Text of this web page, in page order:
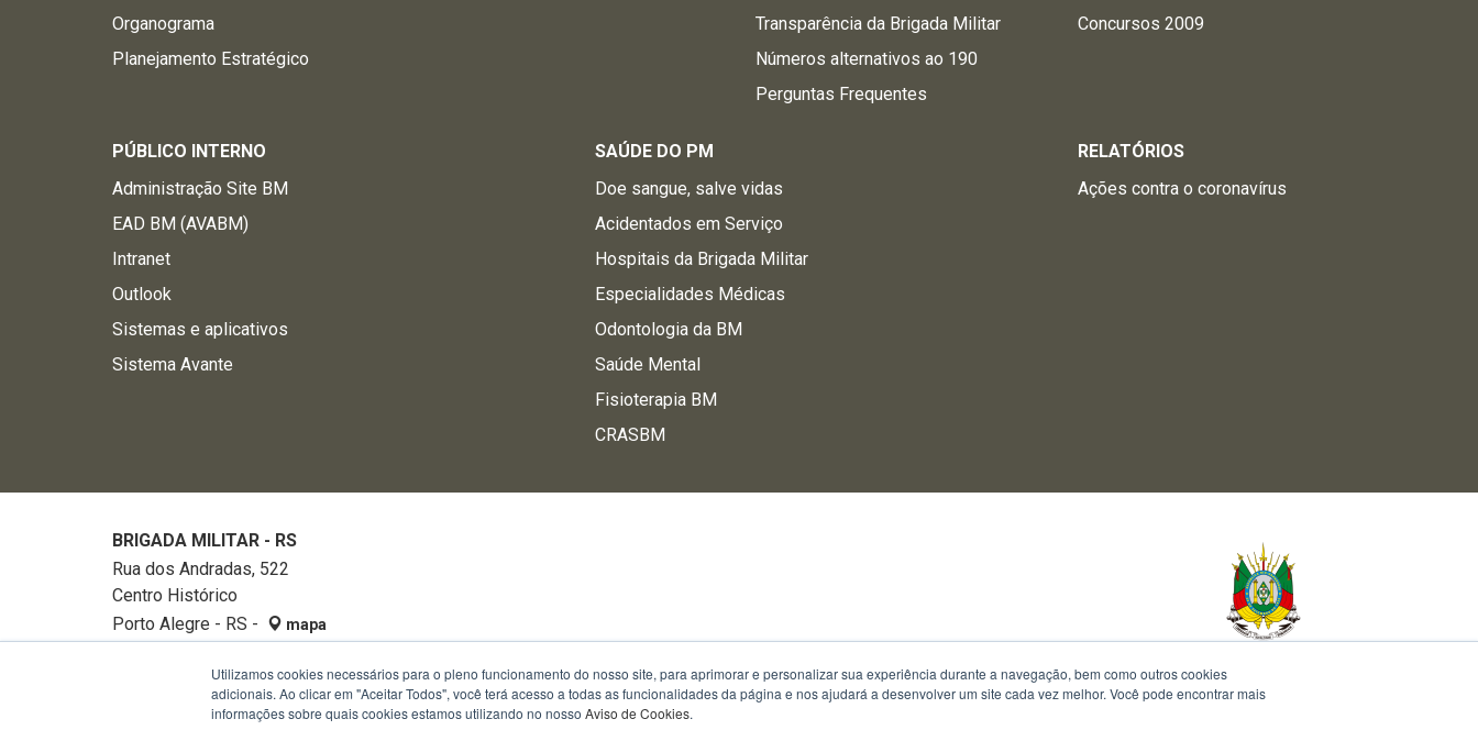
Organograma
Planejamento Estratégico
Transparência da Brigada Militar
Números alternativos ao 190
Perguntas Frequentes
Concursos 2009
PÚBLICO INTERNO
Administração Site BM
EAD BM (AVABM)
Intranet
Outlook
Sistemas e aplicativos
Sistema Avante
SAÚDE DO PM
Doe sangue, salve vidas
Acidentados em Serviço
Hospitais da Brigada Militar
Especialidades Médicas
Odontologia da BM
Saúde Mental
Fisioterapia BM
CRASBM
RELATÓRIOS
Ações contra o coronavírus
BRIGADA MILITAR - RS
Rua dos Andradas, 522
Centro Histórico
Porto Alegre - RS -
mapa
32882740Utilizamos cookies necessários para o pleno funcionamento do nosso site, para aprimorar e personalizar sua experiência durante a navegação, bem como outros cookies
adicionais. Ao clicar em "Aceitar Todos", você terá acesso a todas as funcionalidades da página e nos ajudará a desenvolver um site cada vez melhor. Você pode encontrar mais
informações sobre quais cookies estamos utilizando no nosso Aviso de Cookies.